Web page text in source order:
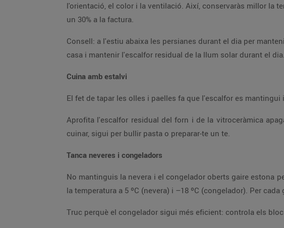
l'orientació, el color i la ventilació. Així, conservaràs millor la temperatura interior, reduiràs la despesa en aire condicionat o calefacció i podràs estalviar fins a
un 30% a la factura.
Consell: a l'estiu abaixa les persianes durant el dia per mantenir la casa fresca (i així reduiràs l'aire condicionat) i a l'hivern abaixa-les durant la nit per aïllar la
casa i mantenir l'escalfor residual de la llum solar durant el dia.
Cuina amb estalvi
El fet de tapar les olles i paelles fa que
Aprofita l'escalfor residual del forn i de la vitroceràmica apagant-los poc abans per acabar de cuinar. A més, et recomanem fer servir el mínim d'aigua per
cuinar, sigui per bullir pasta o preparar-te un te.
Tanca neveres i congeladors
No mantinguis la nevera i el congelador oberts gaire estona per no perdre el fred generat. A més, col·loca'ls en espais ventilats sense llum solar directa i fixa
Truc perquè el congelador sigui més